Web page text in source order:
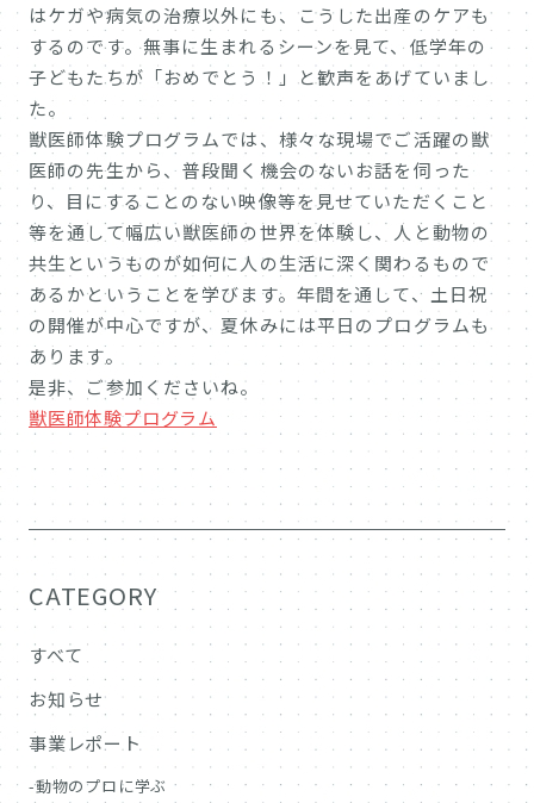
はケガや病気の治療以外にも、こうした出産のケアも
するのです。無事に生まれるシーンを見て、低学年の
子どもたちが「おめでとう！」と歓声をあげていまし
た。
獣医師体験プログラムでは、様々な現場でご活躍の獣
医師の先生から、普段聞く機会のないお話を伺った
り、目にすることのない映像等を見せていただくこと
等を通して幅広い獣医師の世界を体験し、⼈と動物の
共⽣というものが如何に⼈の⽣活に深く関わるもので
あるかということを学びます。年間を通して、土日祝
の開催が中心ですが、夏休みには平日のプログラムも
あります。
是非、ご参加くださいね。
獣医師体験プログラム
CATEGORY
すべて
お知らせ
事業レポート
動物のプロに学ぶ